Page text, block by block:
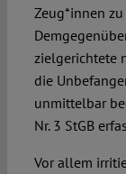
Zeug*innen
zielgerichtete
die
unmittelbar
Nr. 3 StGB
Vor allem